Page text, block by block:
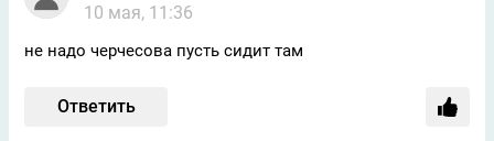
10 мая, 11:36
не надо черчесова пусть сидит там
Ответить